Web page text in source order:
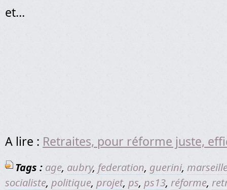
et…
A lire : Retraites, pour réforme juste,
Tags : age, aubry, federation, guerini,
socialiste, politique, projet, ps, ps13, réforme,